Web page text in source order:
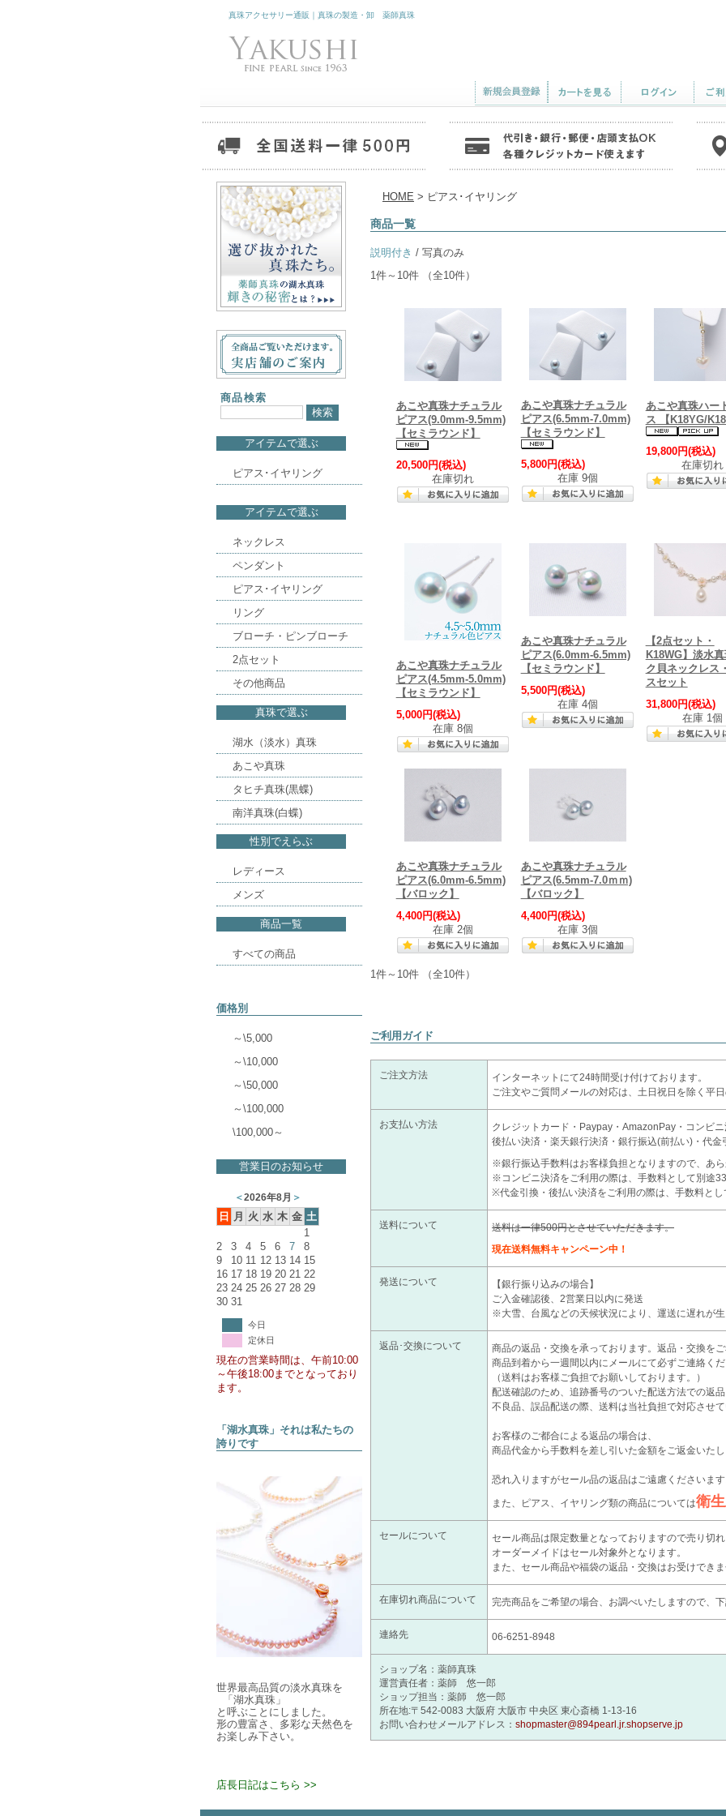
真珠アクセサリー通販｜真珠の製造・卸 薬師真珠
商品検索
アイテムで選ぶ
ピアス･イヤリング
アイテムで選ぶ
ネックレス
ペンダント
ピアス･イヤリング
リング
ブローチ・ピンブローチ
2点セット
その他商品
真珠で選ぶ
湖水（淡水）真珠
あこや真珠
タヒチ真珠(黒蝶)
南洋真珠(白蝶)
性別でえらぶ
レディース
メンズ
商品一覧
すべての商品
価格別
～\5,000
～\10,000
～\50,000
～\100,000
\100,000～
営業日のお知らせ
＜2026年8月 ＞
日 月 火 水 木 金 土
1
2
3 4 5 6 7
8
9
10 11 12 13 14 15
16 17 18 19 20 21 22
23 24 25 26 27 28 29
30 31
今日
定休日
現在の営業時間は、午前10:00
～午後18:00までとなっており
ます。
「湖水真珠」それは私たちの
誇りです
世界最高品質の淡水真珠を
「湖水真珠」
と呼ぶことにしました。
形の豊富さ、多彩な天然色を
お楽しみ下さい。
店長日記はこちら >>
HOME > ピアス･イヤリング
商品一覧
説明付き / 写真のみ
1件～10件 （全10件）
あこや真珠ナチュラル
ピアス(9.0mm-9.5mm)
【セミラウンド】
20,500円(税込)
在庫切れ
あこや真珠ナチュラル
ピアス(6.5mm-7.0mm)
【セミラウンド】
5,800円(税込)
在庫 9個
あこや真珠ハー
ス 【K18YG/
19,800円(税込)
在庫切れ
あこや真珠ナチュラル
ピアス(4.5mm-5.0mm)
【セミラウンド】
5,000円(税込)
在庫 8個
あこや真珠ナチュラル
ピアス(6.0mm-6.5mm)
【セミラウンド】
5,500円(税込)
在庫 4個
【2点セット・
K18WG】淡水
ク貝ネックレス
スセット
31,800円(税込)
在庫 1個
あこや真珠ナチュラル
ピアス(6.0mm-6.5mm)
【バロック】
4,400円(税込)
在庫 2個
あこや真珠ナチュラル
ピアス(6.5mm-7.0ｍｍ)
【バロック】
4,400円(税込)
在庫 3個
1件～10件 （全10件）
ご利用ガイド
ご注文方法
インターネットにて24時間受け付
ご注文やご質問メールの対応は、土日祝日を除く平日
お支払い方法
クレジットカード・Paypay・AmazonPay・コンビ
後払い決済・楽天銀行決済・銀行振込(前払い)・代金
※銀行振込手数料はお客様負担となりますので、あら
※コンビニ決済をご利用の際は、手数料として別途
※代金引換・後払い決済をご利用の際は、手数料とし
送料について
送料は一律500円とさせていただきます。
現在送料無料キャンペーン中！
発送について
【銀行振り込みの場合】
ご入金確認後、2営業日以内に発送
※大雪、台風などの天候状況により、運送に遅れが生
返品･交換について
商品の返品・交換を承っております。返品・交換をご
商品到着から一週間以内にメールにて必ずご連絡くだ
（送料はお客様ご負担でお願いしております。）
配送確認のため、追跡番号のついた配送方法での返品
不良品、誤品配送の際、送料は当社負担で対応させて
お客様のご都合による返品の場合は、
商品代金から手数料を差し引いた金額をご返金いたし
恐れ入りますがセール品の返品はご遠慮くださいます
また、ピアス、イヤリング類の商品については衛
セールについて
セール商品は限定数量となっておりますので売り切
オーダーメイドはセール対象外となります。
また、セール商品や福袋の返品・交換はお受けでき
在庫切れ商品について 完売商品をご希望の場合、お調べいたしますので、
連絡先 06-6251-8948
ショップ名： 薬師真珠
運営責任者： 薬師 悠一郎
ショップ担当： 薬師 悠一郎
所在地:〒542-0083 大阪府 大阪市 中央区 東心斎橋 1-13-16
お問い合わせメールアドレス： shopmaster@894pearl.jr.shopserve.jp